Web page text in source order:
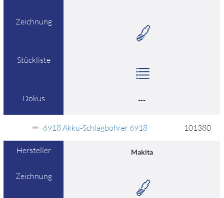
Zeichnung
Stückliste
Dokus ---
6918 Akku-Schlagbohrer 6918 101380
Hersteller Makita
Zeichnung